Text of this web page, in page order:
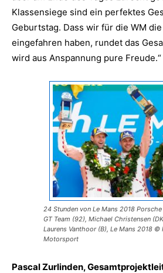
Klassensiege sind ein perfektes
Geburtstag. Dass wir für die WM
eingefahren haben, rundet das
wird aus Anspannung pure Freude.“
24 Stunden von Le Mans 2018 Porsche
GT Team (92), Michael Christensen
Laurens Vanthoor (B), Le Mans 2018 ©
Motorsport
Pascal Zurlinden,